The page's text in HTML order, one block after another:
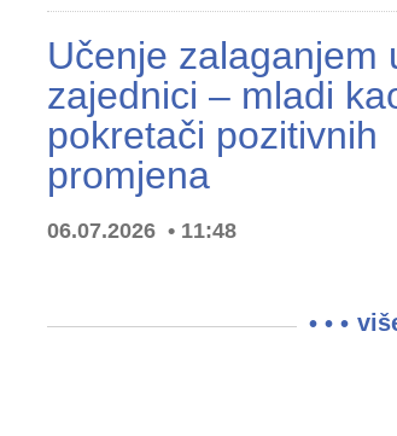
Učenje zalaganjem
zajednici – mladi
pokretači pozitivnih
promjena
06.07.2026 11:48